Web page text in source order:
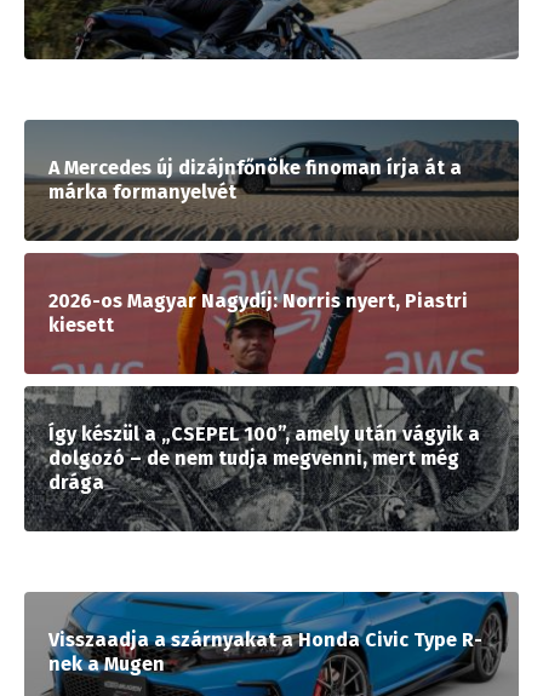
A Mercedes új dizájnfőnöke finoman írja át a
márka formanyelvét
2026-os Magyar Nagydíj: Norris nyert, Piastri
kiesett
Így készül a „CSEPEL 100”, amely után vágyik a
dolgozó – de nem tudja megvenni, mert még
drága
Visszaadja a szárnyakat a Honda Civic Type R-
nek a Mugen